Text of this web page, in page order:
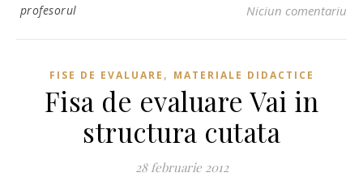
profesorul Niciun comentariu
FISE DE EVALUARE , MATERIALE DIDACTICE
Fisa de evaluare Vai in
structura cutata
28 februarie 2012